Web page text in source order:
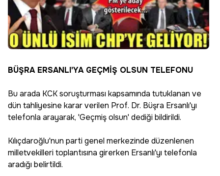
BÜŞRA ERSANLI'YA GEÇMİŞ OLSUN TELEFONU
Bu arada KCK soruşturması kapsamında tutuklanan ve
dün tahliyesine karar verilen Prof. Dr. Büşra Ersanlı'yı
telefonla arayarak, 'Geçmiş olsun' dediği bildirildi.
Kılıçdaroğlu'nun parti genel merkezinde düzenlenen
milletvekilleri toplantısına girerken Ersanlı'yı telefonla
aradığı belirtildi.